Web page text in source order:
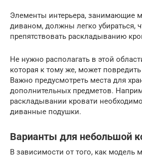
Элементы интерьера, занимающие
диваном, должны легко убираться,
препятствовать раскладыванию
Не нужно располагать в этой
которая к тому же, может
Важно предусмотреть места для
дополнительных предметов.
раскладывании кровати
диванные подушки.
Варианты для небольшой
В зависимости от того, как модель